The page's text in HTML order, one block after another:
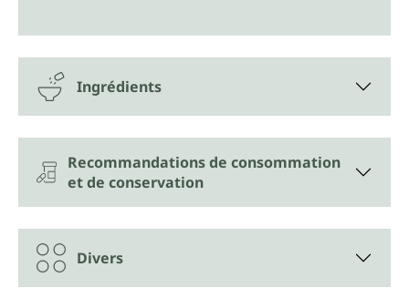
Ingrédients
Recommandations de consommation
et de conservation
Divers